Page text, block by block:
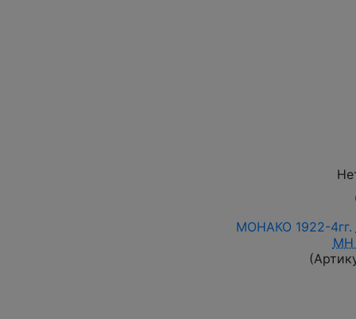
МОНАКО 1922-4гг.